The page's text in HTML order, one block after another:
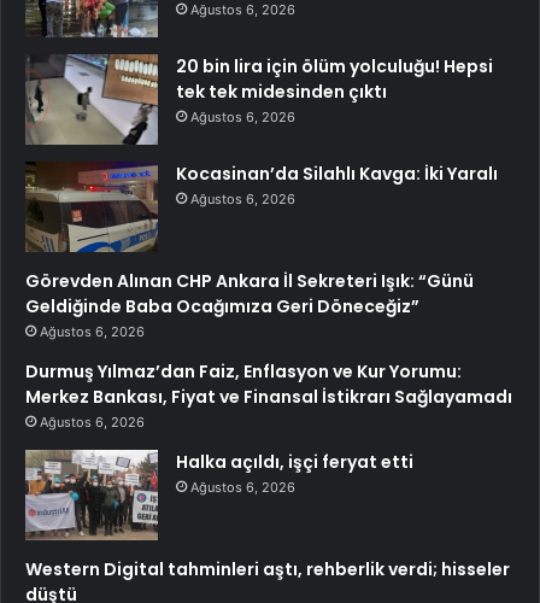
Ağustos 6, 2026
20 bin lira için ölüm yolculuğu! Hepsi
tek tek midesinden çıktı
Ağustos 6, 2026
Kocasinan’da Silahlı Kavga: İki Yaralı
Ağustos 6, 2026
Görevden Alınan CHP Ankara İl Sekreteri Işık: “Günü
Geldiğinde Baba Ocağımıza Geri Döneceğiz”
Ağustos 6, 2026
Durmuş Yılmaz’dan Faiz, Enflasyon ve Kur Yorumu:
Merkez Bankası, Fiyat ve Finansal İstikrarı Sağlayamadı
Ağustos 6, 2026
Halka açıldı, işçi feryat etti
Ağustos 6, 2026
Western Digital tahminleri aştı, rehberlik verdi; hisseler
düştü